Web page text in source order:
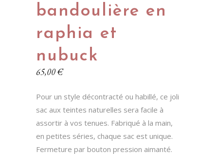
bandoulière en
raphia et
nubuck
65,00€
Pour un style décontracté ou habillé, ce joli
sac aux teintes naturelles sera facile à
assortir à vos tenues. Fabriqué à la main,
en petites séries, chaque sac est unique.
Fermeture par bouton pression aimanté.